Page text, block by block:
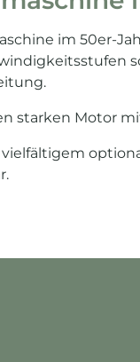
im 50er-
starken Motor